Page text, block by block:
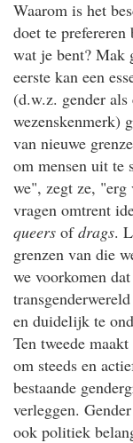
Waarom is het
doet te prefereren
wat je bent? Mak
eerste kan een
(d.w.z. gender
wezenskenmerk)
van nieuwe
om mensen uit te
we", zegt ze,
vragen omtrent
queers ofdrags.
grenzen van die
we voorkomen
en duidelijk te
Ten tweede
om steeds en
bestaande
verleggen.
ook politiek